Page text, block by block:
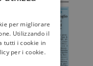
per migliorare
Utilizzando il
tutti i cookie in
per i cookie.